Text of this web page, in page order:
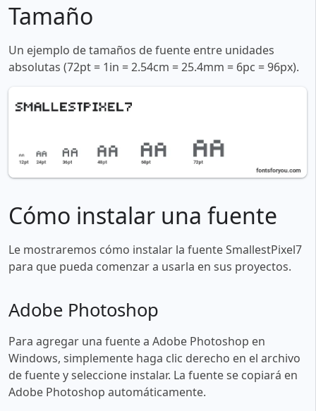
Tamaño
Un ejemplo de tamaños de fuente entre unidades
absolutas (72pt = 1in = 2.54cm = 25.4mm = 6pc = 96px).
Cómo instalar una fuente
Le mostraremos cómo instalar la fuente SmallestPixel7
para que pueda comenzar a usarla en sus proyectos.
Adobe Photoshop
Para agregar una fuente a Adobe Photoshop en
Windows, simplemente haga clic derecho en el archivo
de fuente y seleccione instalar. La fuente se copiará en
Adobe Photoshop automáticamente.